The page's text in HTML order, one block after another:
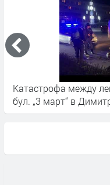
Катастрофа между
бул. „3 март“ в